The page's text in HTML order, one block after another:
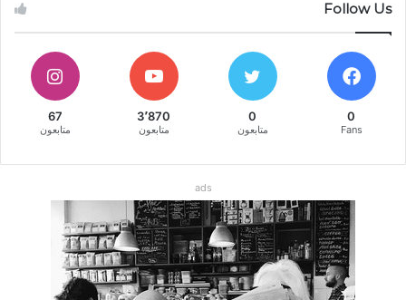
Follow Us
0
Fans
0
متابعون
3٬870
متابعون
67
متابعون
ads